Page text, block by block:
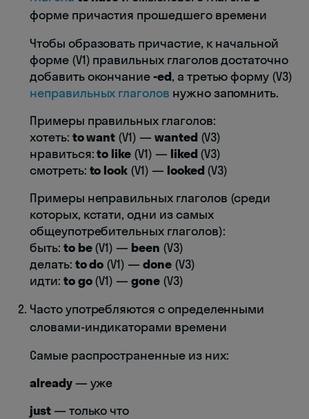
форме причастия прошедшего времени
Чтобы образовать причастие, к начальной
форме (V1) правильных глаголов достаточно
добавить окончание-ed, а третью форму (V3)
неправильных глаголов нужно запомнить.
Примеры правильных глаголов:
хотеть: to want (V1) — wanted (V3)
нравиться:to like (V1) — liked (V3)
смотреть: to look (V1) — looked (V3)
Примеры неправильных глаголов (среди
которых, кстати, одни из самых
общеупотребительных глаголов):
быть: to be(V1) — been (V3)
делать: to do (V1) — done(V3)
идти: to go(V1) —gone(V3)
Часто употребляются с определенными
словами-индикаторами времени
Самые распространенные из них:
already— уже
just— только что